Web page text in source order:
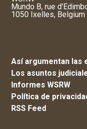
Mundo B, rue
1050 Ixelles, Belgium
Así argumentan las
Los asuntos
Informes WSRW
Política de
RSS Feed